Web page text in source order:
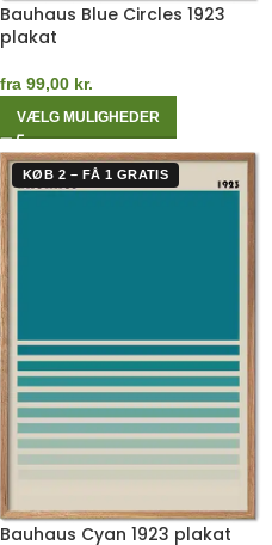
Bauhaus Blue Circles 1923
plakat
fra 99,00 kr.
VÆLG MULIGHEDER
KØB 2 – FÅ 1 GRATIS
Bauhaus Cyan 1923 plakat